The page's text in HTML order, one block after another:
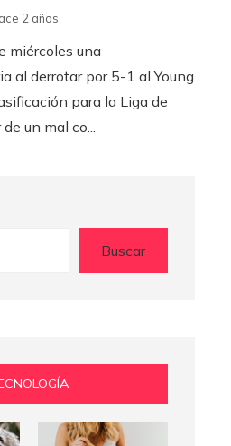
2 años
miércoles una
al derrotar por 5-1 al Young
para la Liga de
un mal co...
Buscar